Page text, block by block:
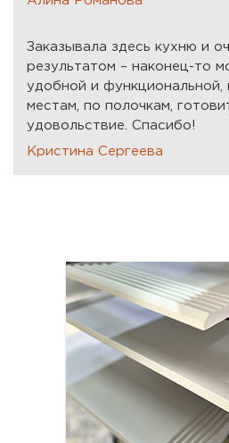
Заказывала здесь кухню и
результатом – наконец-то
удобной и функциональной,
местам, по полочкам,
удовольствие. Спасибо!
Кристина Сергеева